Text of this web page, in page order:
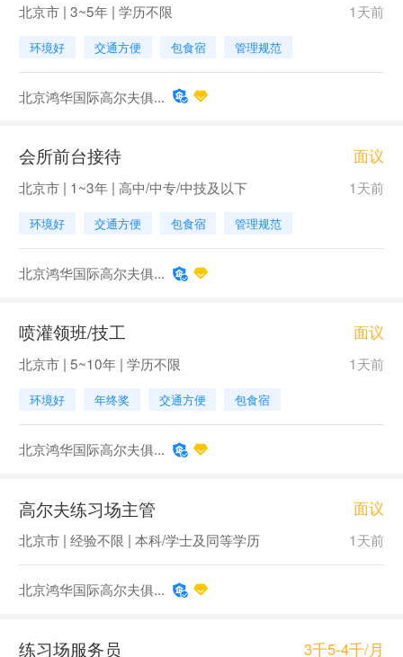
北京市 | 3~5年 | 学历不限 1天前
环境好 交通方便 包食宿 管理规范
北京鸿华国际高尔夫俱...
会所前台接待 面议
北京市 | 1~3年 | 高中/中专/中技及以下 1天前
环境好 交通方便 包食宿 管理规范
北京鸿华国际高尔夫俱...
喷灌领班/技工 面议
北京市 | 5~10年 | 学历不限 1天前
环境好 年终奖 交通方便 包食宿
北京鸿华国际高尔夫俱...
高尔夫练习场主管 面议
北京市 | 经验不限 | 本科/学士及同等学历 1天前
北京鸿华国际高尔夫俱...
练习场服务员 3千5-4千/月